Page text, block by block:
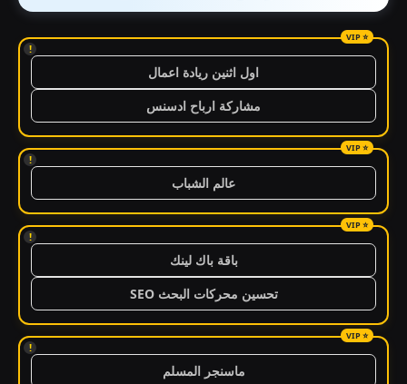
!
اول اثنين ريادة اعمال
مشاركة ارباح ادسنس
!
عالم الشباب
!
باقة باك لينك
تحسين محركات البحث SEO
!
ماسنجر المسلم